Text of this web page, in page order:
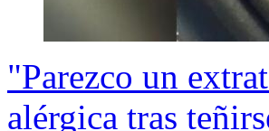
"Parezco un
alérgica tras